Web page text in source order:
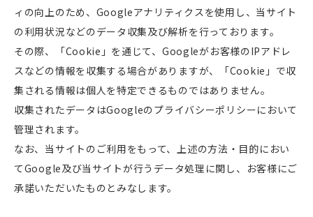
ィの向上のため、Googleアナリティクスを使用し、当サイト
の利用状況などのデータ収集及び解析を行っております。
その際、「Cookie」を通じて、Googleがお客様のIPアドレ
スなどの情報を収集する場合がありますが、「Cookie」で収
集される情報は個人を特定できるものではありません。
収集されたデータはGoogleのプライバシーポリシーにおいて
管理されます。
なお、当サイトのご利用をもって、上述の方法・目的におい
てGoogle及び当サイトが行うデータ処理に関し、お客様にご
承諾いただいたものとみなします。